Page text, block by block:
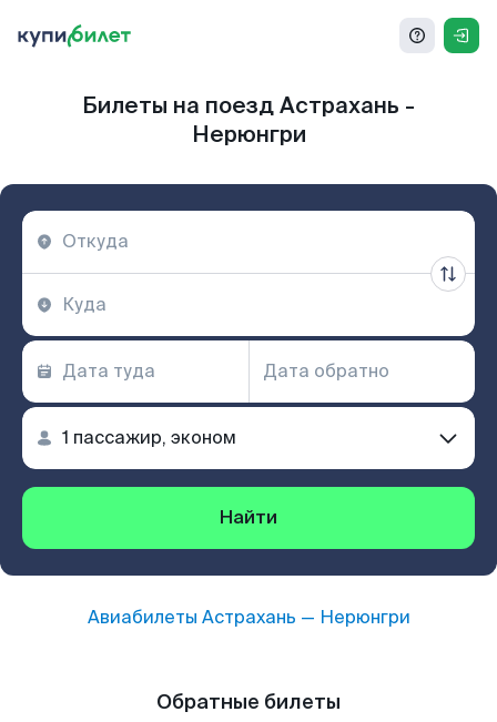
Билеты на поезд Астрахань -
Нерюнгри
Найти
Авиабилеты Астрахань — Нерюнгри
Обратные билеты